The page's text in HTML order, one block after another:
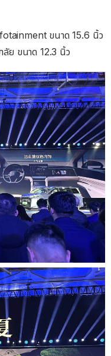
ขนาด 15.6 นิ้ว
ลัย ขนาด 12.3 นิ้ว